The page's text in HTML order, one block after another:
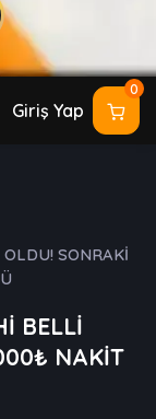
Giriş Yap
0
SONRAKİ
BELLİ
NAKİT